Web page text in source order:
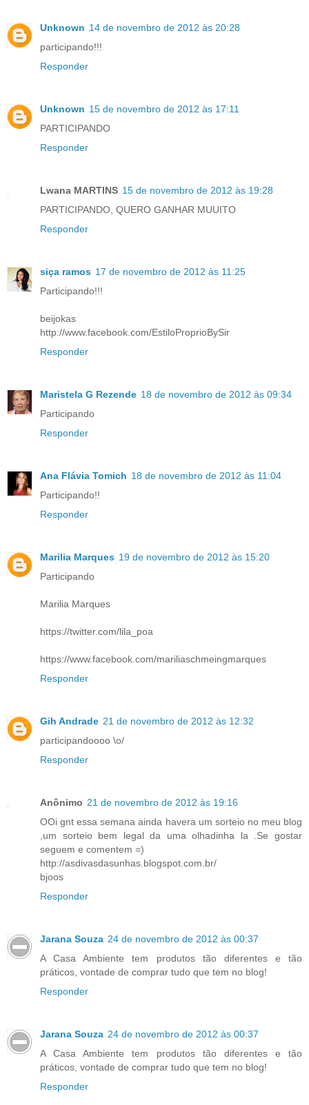
Unknown 14 de novembro de 2012 às 20:28
participando!!!
Responder
Unknown 15 de novembro de 2012 às 17:11
PARTICIPANDO
Responder
Lwana MARTINS 15 de novembro de 2012 às 19:28
PARTICIPANDO, QUERO GANHAR MUUITO
Responder
siça ramos 17 de novembro de 2012 às 11:25
Participando!!!
beijokas
http://www.facebook.com/EstiloProprioBySir
Responder
Maristela G Rezende 18 de novembro de 2012 às 09:34
Participando
Responder
Ana Flávia Tomich 18 de novembro de 2012 às 11:04
Participando!!
Responder
Marilia Marques 19 de novembro de 2012 às 15:20
Participando
Marilia Marques
https://twitter.com/lila_poa
https://www.facebook.com/mariliaschmeingmarques
Responder
Gih Andrade 21 de novembro de 2012 às 12:32
participandoooo \o/
Responder
Anônimo 21 de novembro de 2012 às 19:16
OOi gnt essa semana ainda havera um sorteio no meu blog
,um sorteio bem legal da uma olhadinha la .Se gostar
seguem e comentem =)
http://asdivasdasunhas.blogspot.com.br/
bjoos
Responder
Jarana Souza 24 de novembro de 2012 às 00:37
A Casa Ambiente tem produtos tão diferentes e tão
práticos, vontade de comprar tudo que tem no blog!
Responder
Jarana Souza 24 de novembro de 2012 às 00:37
A Casa Ambiente tem produtos tão diferentes e tão
práticos, vontade de comprar tudo que tem no blog!
Responder